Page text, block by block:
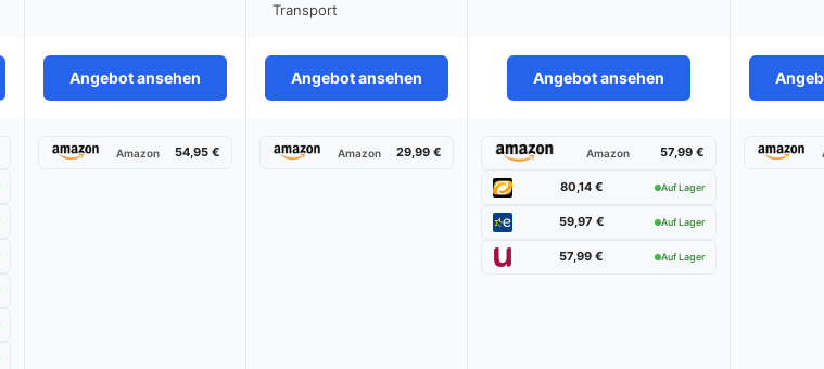
Transport
Angebot ansehen Angebot ansehen Angebot ansehen
Amazon 54,95 € Amazon 29,99 € Amazon 57,99 €
80,14 € Auf Lager
59,97 € Auf Lager
57,99 € Auf Lager